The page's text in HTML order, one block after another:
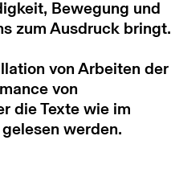
Bewegung und
zum Ausdruck bringt.
von Arbeiten der
von
die Texte wie im
werden.